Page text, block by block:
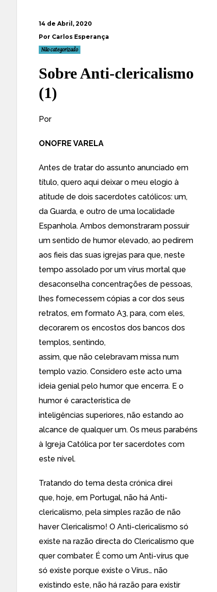
14 de Abril, 2020
Por Carlos Esperança
Não categorizado
Sobre Anti-clericalismo
(1)
Por
ONOFRE VARELA
Antes de tratar do assunto anunciado em
título, quero aqui deixar o meu elogio à
atitude de dois sacerdotes católicos: um,
da Guarda, e outro de uma localidade
Espanhola. Ambos demonstraram possuir
um sentido de humor elevado, ao pedirem
aos fieis das suas igrejas para que, neste
tempo assolado por um vírus mortal que
desaconselha concentrações de pessoas,
lhes fornecessem cópias a cor dos seus
retratos, em formato A3, para, com eles,
decorarem os encostos dos bancos dos
templos, sentindo,
assim, que não celebravam missa num
templo vazio. Considero este acto uma
ideia genial pelo humor que encerra. E o
humor é característica de
inteligências superiores, não estando ao
alcance de qualquer um. Os meus parabéns
à Igreja Católica por ter sacerdotes com
este nível.
Tratando do tema desta crónica direi
que, hoje, em Portugal, não há Anti-
clericalismo, pela simples razão de não
haver Clericalismo! O Anti-clericalismo só
existe na razão directa do Clericalismo que
quer combater. É como um Anti-vírus que
só existe porque existe o Vírus… não
existindo este, não há razão para existir